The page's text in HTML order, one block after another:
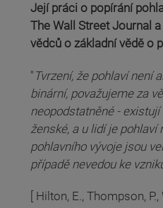
Její práci o popírání
The Wall Street Journal
vědců o základní vědě o
" Tvrzení, že pohlaví není
binární, považujeme za
neopodstatněné -
ženské, a u lidí je pohlaví
pohlavního vývoje jsou
případě nevedou ke
[ Hilton, E., Thompson,